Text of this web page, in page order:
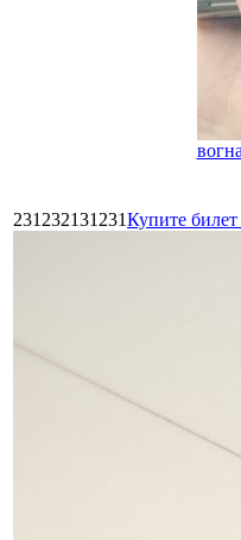
231232131231Купите